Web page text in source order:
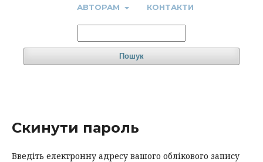
АВТОРАМ КОНТАКТИ
Пошук
Скинути пароль
Введіть електронну адресу вашого облікового запису